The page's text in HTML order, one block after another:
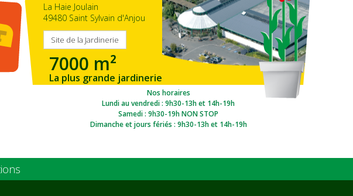
La Haie Joulain
49480 Saint Sylvain d'Anjou
Site de la Jardinerie
7000 m²
La plus grande jardinerie
de la région Ouest
Nos horaires
Lundi au vendredi : 9h30-13h et 14h-19h
Samedi : 9h30-19h NON STOP
Dimanche et jours fériés : 9h30-13h et 14h-19h